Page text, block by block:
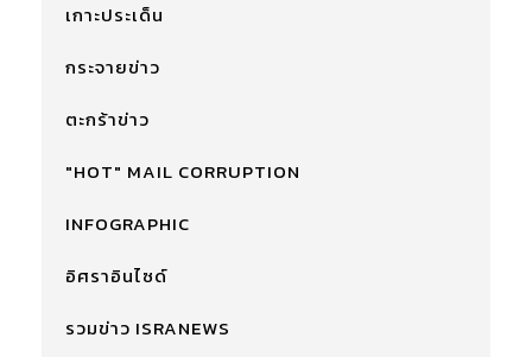
เกาะประเด็น
กระจายข่าว
ตะกร้าข่าว
"HOT" MAIL CORRUPTION
INFOGRAPHIC
อิศราอินไซด์
รวมข่าว ISRANEWS